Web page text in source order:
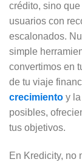
crédito, sino
usuarios con
escalonados.
simple
convertimos en
de tu viaje
crecimiento y
posibles,
tus objetivos.
En Kredicity, no